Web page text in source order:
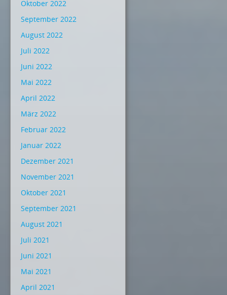
Oktober 2022
September 2022
August 2022
Juli 2022
Juni 2022
Mai 2022
April 2022
März 2022
Februar 2022
Januar 2022
Dezember 2021
November 2021
Oktober 2021
September 2021
August 2021
Juli 2021
Juni 2021
Mai 2021
April 2021